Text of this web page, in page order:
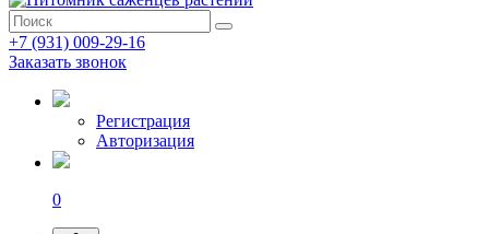
+7 (931) 009-29-16
Заказать звонок
Регистрация
Авторизация
0